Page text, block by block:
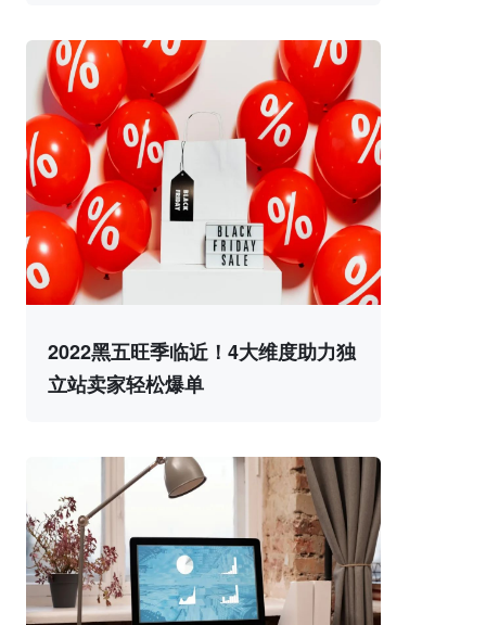
2022黑五旺季临近！4大维度助力独
立站卖家轻松爆单